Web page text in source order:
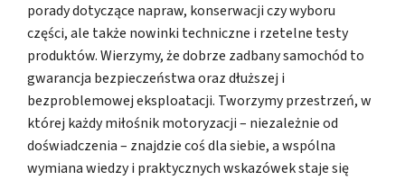
porady dotyczące napraw, konserwacji czy wyboru
części, ale także nowinki techniczne i rzetelne testy
produktów. Wierzymy, że dobrze zadbany samochód to
gwarancja bezpieczeństwa oraz dłuższej i
bezproblemowej eksploatacji. Tworzymy przestrzeń, w
której każdy miłośnik motoryzacji – niezależnie od
doświadczenia – znajdzie coś dla siebie, a wspólna
wymiana wiedzy i praktycznych wskazówek staje się